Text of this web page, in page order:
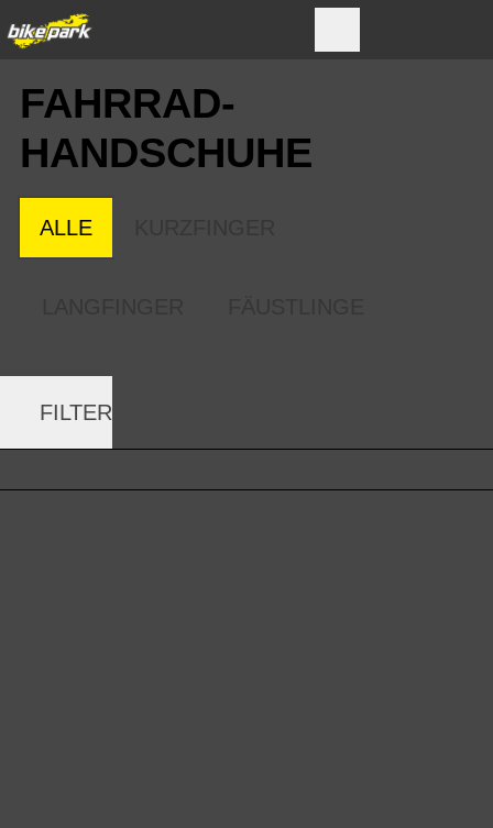
FAHRRAD­
HANDSCHUHE
ALLE
FILTER